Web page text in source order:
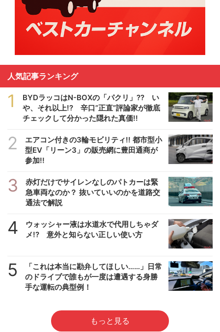
人気記事ランキング
1
BYDラッコはN-BOXの「パクリ」?? い
や、それ以上!? 辛口”正直”評論家が徹底
チェックして分かった隠れた真価!!
2
エアコン付きの3輪モビリティ!! 都市型小
型EV「リーン3」の販売網に豊田通商が
参加!!
3
赤灯だけでサイレンなしのパトカーは緊
急車両なのか？ 抜いていいのかを道路交
通法で解説
4
ウォッシャー液は水道水で代用しちゃダ
メ!? 意外と知らない正しい使い方
5
「これは本当に勘弁してほしい……」日常
のドライブで誰もが一度は遭遇する身勝
手な運転の典型例！
もっと見る